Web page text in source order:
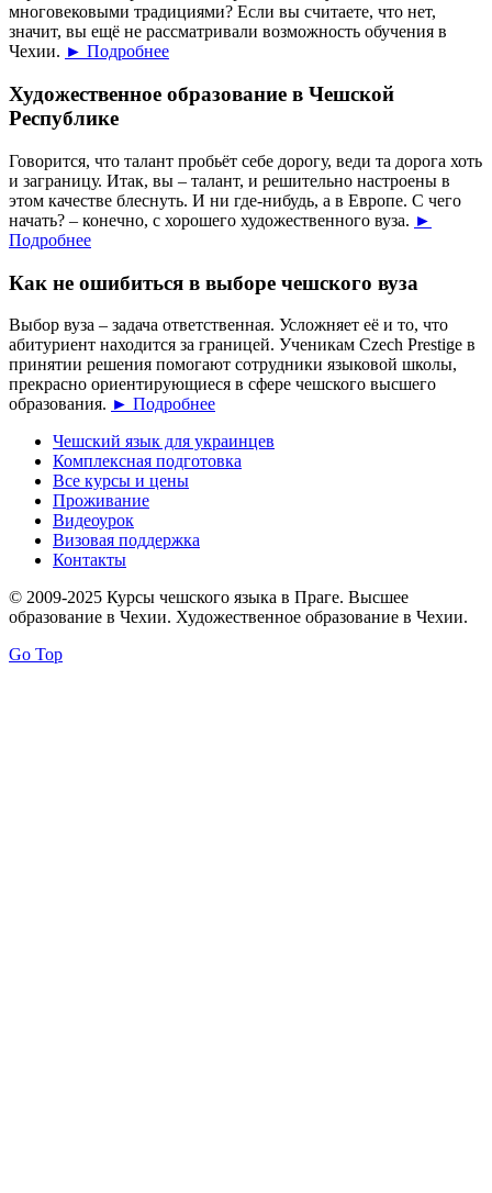
многовековыми традициями? Если вы считаете, что нет,
значит, вы ещё не рассматривали возможность обучения в
Чехии. ► Подробнее
Художественное образование в Чешской
Республике
Говорится, что талант пробьёт себе дорогу, веди та дорога хоть
и заграницу. Итак, вы – талант, и решительно настроены в
этом качестве блеснуть. И ни где-нибудь, а в Европе. С чего
начать? – конечно, с хорошего художественного вуза. ►
Подробнее
Как не ошибиться в выборе чешского вуза
Выбор вуза – задача ответственная. Усложняет её и то, что
абитуриент находится за границей. Ученикам Czech Prestige в
принятии решения помогают сотрудники языковой школы,
прекрасно ориентирующиеся в сфере чешского высшего
образования. ► Подробнее
Чешский язык для украинцев
Комплексная подготовка
Все курсы и цены
Проживание
Видеоурок
Визовая поддержка
Контакты
© 2009-2025 Курсы чешского языка в Праге. Высшее
образование в Чехии. Художественное образование в Чехии.
Go Top